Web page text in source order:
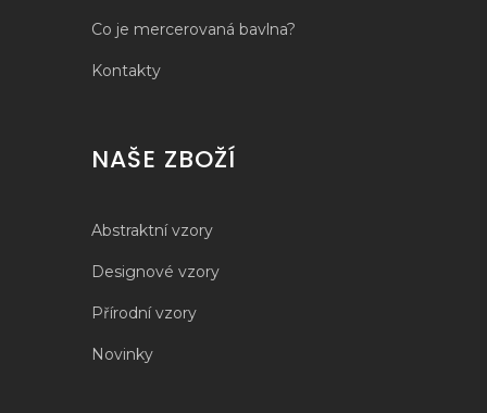
Co je mercerovaná bavlna?
Kontakty
NAŠE ZBOŽÍ
Abstraktní vzory
Designové vzory
Přírodní vzory
Novinky